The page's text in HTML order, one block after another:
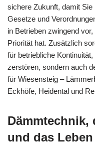
sichere Zukunft, damit Sie
Gesetze und
in Betrieben zwingend
Priorität hat. Zusätzlich
für betriebliche
zerstören, sondern auch
für Wiesensteig –
Eckhöfe, Heidental und
Dämmtechnik,
und das